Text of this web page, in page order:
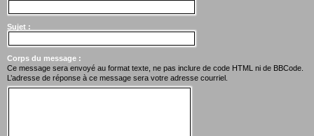
Sujet :
Corps du message :
Ce message sera envoyé au format texte, ne pas inclure de code HTML ni de BBCode.
L’adresse de réponse à ce message sera votre adresse courriel.